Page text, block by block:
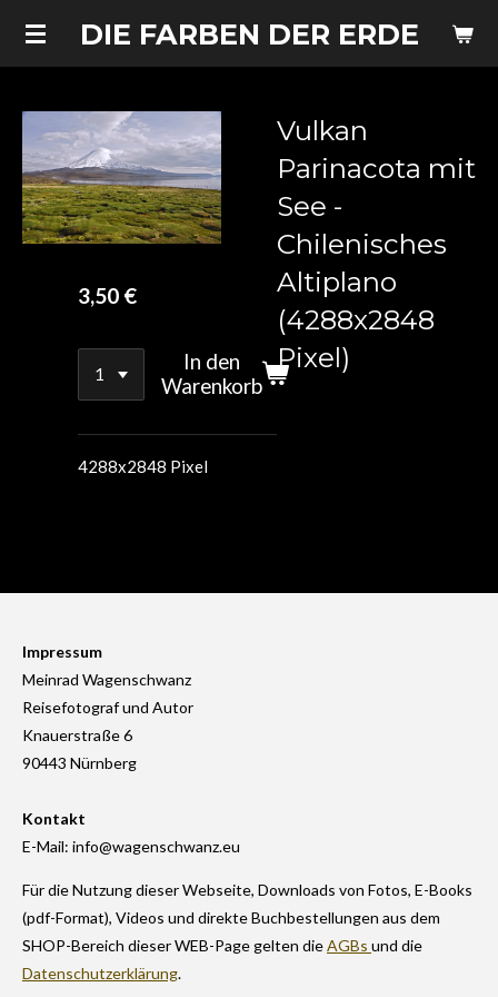
Zum
DIE FARBEN DER ERDE
Vulkan
Parinacota mit
See -
Chilenisches
Altiplano
(4288x2848
Pixel)
3,50 €
In den
Warenkorb
4288x2848 Pixel
Impressum
Meinrad Wagenschwanz
Reisefotograf und Autor
Knauerstraße 6
90443 Nürnberg
Kontakt
E-Mail: info@wagenschwanz.eu
Für die Nutzung dieser Webseite, Downloads von Fotos, E-Books
(pdf-Format), Videos und direkte Buchbestellungen aus dem
SHOP-Bereich dieser WEB-Page gelten dieAGBs und die
Datenschutzerklärung.